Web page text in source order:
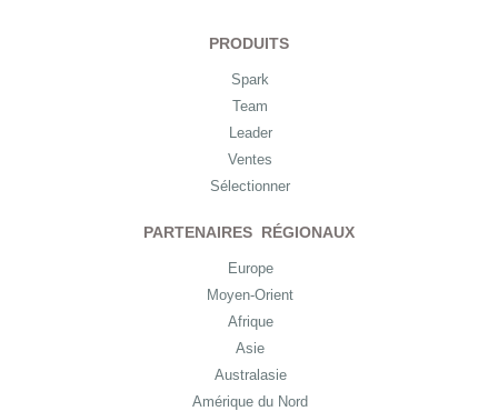
PRODUITS
Spark
Team
Leader
Ventes
Sélectionner
PARTENAIRES RÉGIONAUX
Europe
Moyen-Orient
Afrique
Asie
Australasie
Amérique du Nord